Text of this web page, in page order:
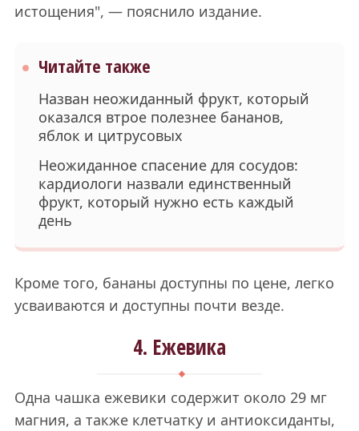
истощения", — пояснило издание.
Читайте также
Назван неожиданный фрукт, который
оказался втрое полезнее бананов,
яблок и цитрусовых
Неожиданное спасение для сосудов:
кардиологи назвали единственный
фрукт, который нужно есть каждый
день
Кроме того, бананы доступны по цене, легко
усваиваются и доступны почти везде.
4. Ежевика
Одна чашка ежевики содержит около 29 мг
магния, а также клетчатку и антиоксиданты,